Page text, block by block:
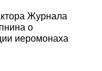
Журнала
о
иеромонаха